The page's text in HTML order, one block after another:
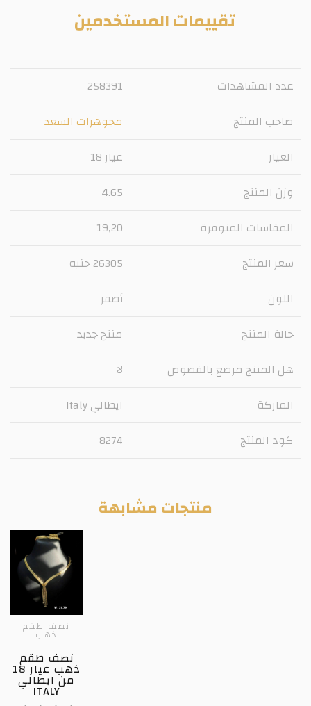
تقييمات المستخدمين
عدد المشاهدات
258391
صاحب المنتج
مجوهرات السعد
العيار
عيار 18
وزن المنتج
4.65
المقاسات المتوفرة
19,20
سعر المنتج
26305 جنيه
اللون
أصفر
حالة المنتج
منتج جديد
هل المنتج مرصع بالفصوص
لا
الماركة
ايطالي Italy
كود المنتج
8274
منتجات مشابهة
نصف طقم
ذهب
نصف طقم
ذهب عيار 18
من ايطالي
ITALY